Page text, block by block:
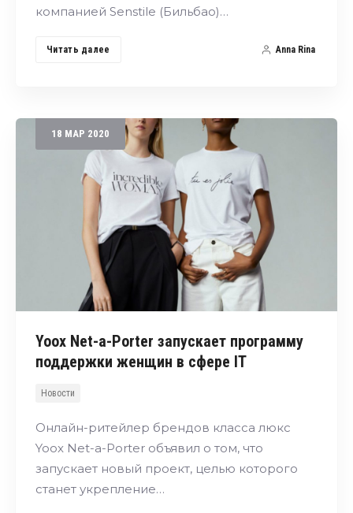
компанией Senstile (Бильбао)…
Читать далее Anna Rina
18 МАР 2020
Yoox Net-a-Porter запускает программу
поддержки женщин в сфере IT
Новости
Онлайн-ритейлер брендов класса люкс
Yoox Net-a-Porter объявил о том, что
запускает новый проект, целью которого
станет укрепление…